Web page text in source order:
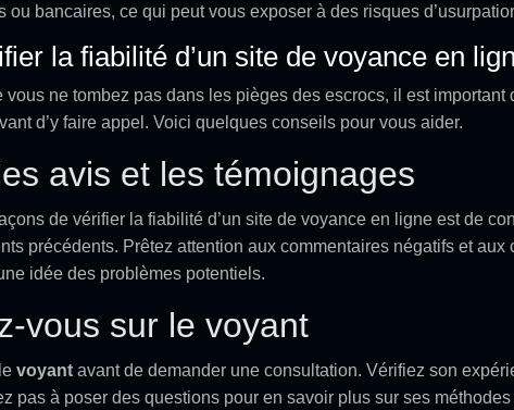
ou bancaires, ce qui peut vous exposer à des risques
la fiabilité d’un site de voyance en
vous ne tombez pas dans les pièges des escrocs, il est important
d’y faire appel. Voici quelques conseils pour vous aider.
avis et les témoignages
de vérifier la fiabilité d’un site de voyance en ligne est de
précédents. Prêtez attention aux commentaires négatifs et aux
idée des problèmes potentiels.
vous sur le voyant
voyant avant de demander une consultation. Vérifiez son
pas à poser des questions pour en savoir plus sur ses